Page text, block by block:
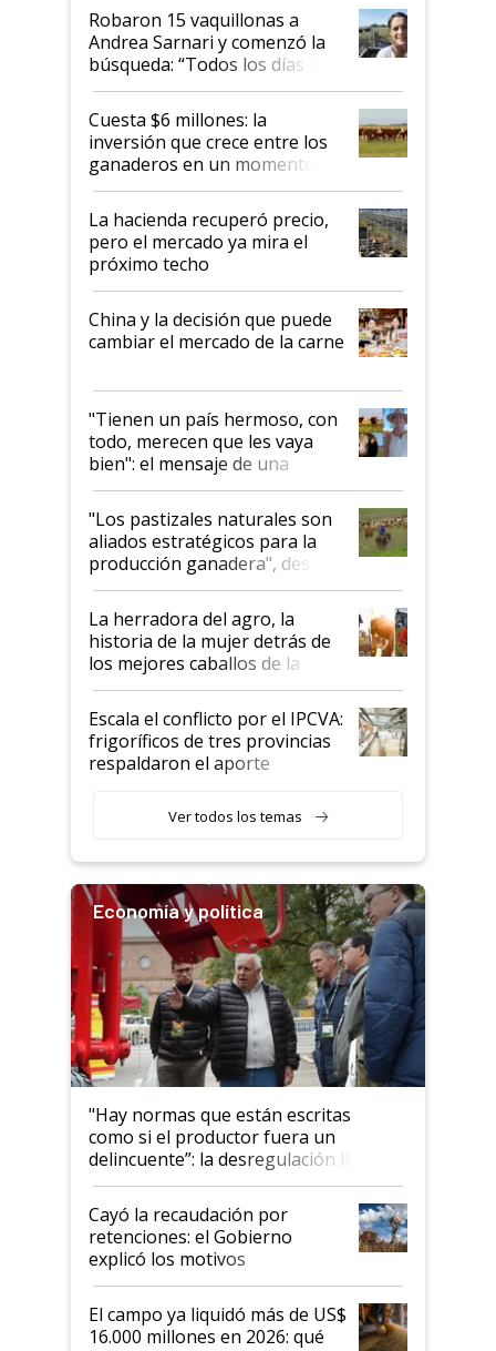
Robaron 15 vaquillonas a
Andrea Sarnari y comenzó la
búsqueda: “Todos los días le
toca a algún productor”
Cuesta $6 millones: la
inversión que crece entre los
ganaderos en un momento
histórico para la actividad
La hacienda recuperó precio,
pero el mercado ya mira el
próximo techo
China y la decisión que puede
cambiar el mercado de la carne
"Tienen un país hermoso, con
todo, merecen que les vaya
bien": el mensaje de una
ganadera uruguaya sobre las
oportunidades que se abren
para el agro en Argentina, con
foco en la carne
"Los pastizales naturales son
aliados estratégicos para la
producción ganadera", destaca
la iniciativa que ya reúne a 46
establecimientos en Argentina
La herradora del agro, la
historia de la mujer detrás de
los mejores caballos de la
Argentina y los mitos que
todavía hacen sufrir a estos
animales: "Mientras me
descalificaban, yo seguí
haciendo currículum"
Escala el conflicto por el IPCVA:
frigoríficos de tres provincias
respaldaron el aporte
Ver todos los temas
Economía y política
"Hay normas que están escritas
como si el productor fuera un
delincuente”: la desregulación llegó
al Congreso Aapresid y hasta se
habló del financiamiento al IPCVA
Cayó la recaudación por
retenciones: el Gobierno
explicó los motivos
El campo ya liquidó más de US$
16.000 millones en 2026: qué